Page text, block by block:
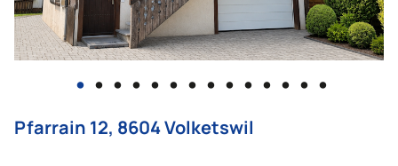
• • • • • • • • • • • • • •
Pfarrain 12, 8604 Volketswil